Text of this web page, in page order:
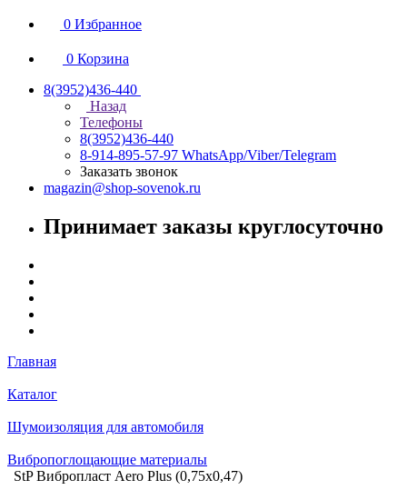
0 Избранное
0 Корзина
8(3952)436-440
Назад
Телефоны
8(3952)436-440
8-914-895-57-97 WhatsApp/Viber/Telegram
Заказать звонок
magazin@shop-sovenok.ru
Принимает заказы круглосуточно
Главная
Каталог
Шумоизоляция для автомобиля
Вибропоглощающие материалы
StP Вибропласт Aero Plus (0,75x0,47)